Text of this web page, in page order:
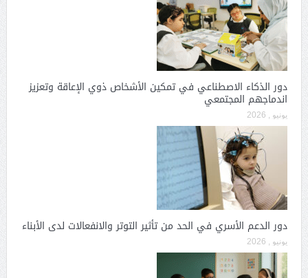
دور الذكاء الاصطناعي في تمكين الأشخاص ذوي الإعاقة وتعزيز
اندماجهم المجتمعي
يونيو , 2026
دور الدعم الأسري في الحد من تأثير التوتر والانفعالات لدى الأبناء
يونيو , 2026